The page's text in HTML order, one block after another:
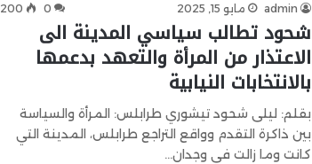
admin مايو 15, 2025 0
200
شحود تطالب سياسي المدينة الى
الاعتذار من المرأة والتعهد بدعمها
بالانتخابات النيابية
بقلم: ليلى شحود تيشوري طرابلس: المرأة والسياسة
بين ذاكرة التقدم وواقع التراجع طرابلس، المدينة التي
كانت وما زالت في وجدان…